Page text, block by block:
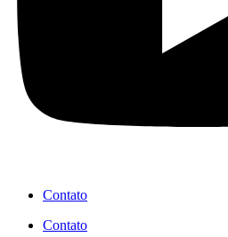
Contato
Contato